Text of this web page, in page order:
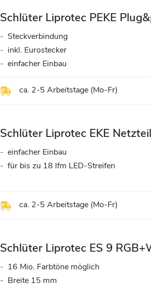
Schlüter Liprotec PEKE
ca. 2-5 Arbeitstage (Mo-Fr)
Steckverbindung
inkl. Eurostecker
einfacher Einbau
Schlüter Liprotec EKE
ca. 2-5 Arbeitstage (Mo-Fr)
einfacher Einbau
für bis zu 18 lfm LED-Streifen
Schlüter Liprotec ES 9
16 Mio. Farbtöne möglich
Breite 15 mm